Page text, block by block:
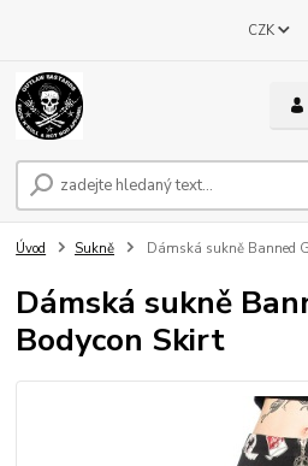
CZK
Úvod Sukně Dámská sukně Banned
Dámská sukně
Bodycon Skirt